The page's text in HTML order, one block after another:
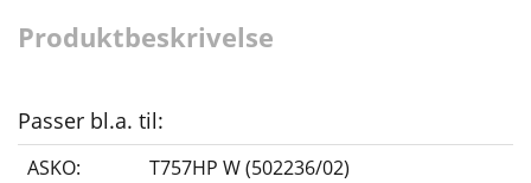
Produktbeskrivelse
Passer bl.a. til:
ASKO: T757HP W (502236/02)